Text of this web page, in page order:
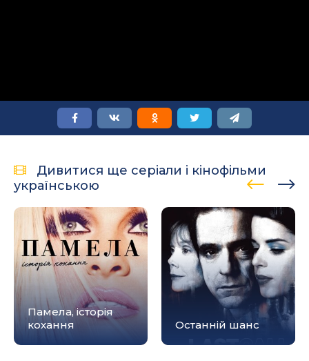
Дивитися ще серіали і кінофільми
українською
Памела, історія
кохання
Останній шанс